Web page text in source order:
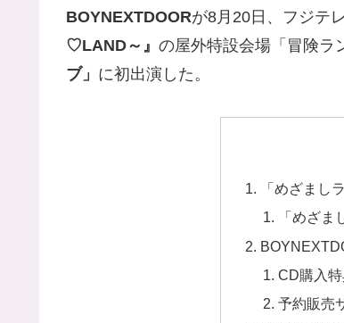
BOYNEXTDOORが8月20日、フジテ
♡LAND～』 の屋外特設会場「冒険ラ
ブ」 に初出演した。
「めざまし
「めざ
CD購入
予約販売